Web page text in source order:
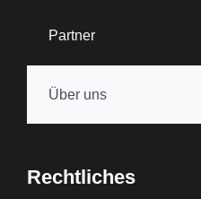
Partner
Über uns
Rechtliches